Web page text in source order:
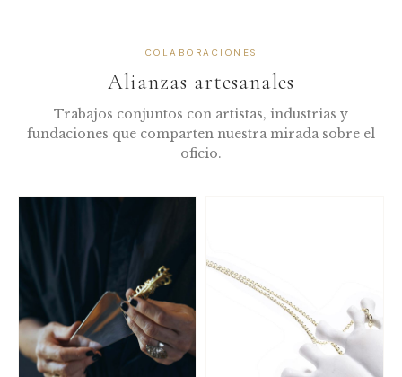
COLABORACIONES
Alianzas artesanales
Trabajos conjuntos con artistas, industrias y
fundaciones que comparten nuestra mirada sobre el
oficio.